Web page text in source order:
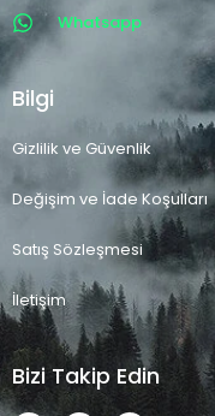
Whatsapp
Bilgi
Gizlilik ve Güvenlik
Değişim ve İade Koşulları
Satış Sözleşmesi
İletişim
Bizi Takip Edin